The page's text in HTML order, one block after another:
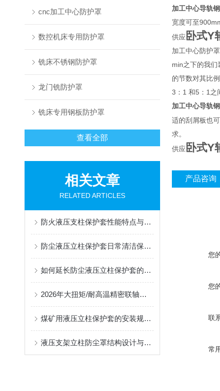
cnc加工中心防护罩
数控机床专用防护罩
铣床不锈钢防护罩
龙门铣防护罩
铣床专用钢板防护罩
查看全部
相关文章
RELATED ARTICLES
防火液压支柱保护套性能特点与阻燃防护应用
防尘液压立柱保护套日常清洁保养与更换规范
如何延长防尘液压立柱保护套的使用寿命？
2026年大扭矩/耐高温精密联轴器定制找哪家？能实现精准定制的优质厂家盘点
煤矿用液压立柱保护套的安装规范与使用寿命提升方案
液压支架立柱防尘罩结构设计与密封防护原理
加工中心导轨
宽度可至
供应 卧式Y
加工中心防护
min之下的我
的节数对其比
3：1 和5：1之
加工中心导轨
适的刮屑板也
求。
供应 卧式Y
产品咨询
您
您
联
常